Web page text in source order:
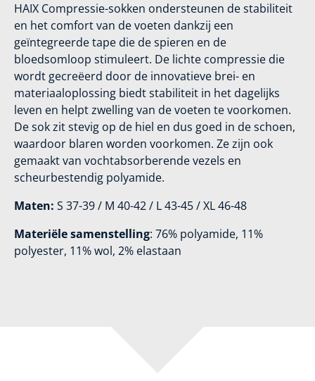
HAIX Compressie-sokken ondersteunen de stabiliteit
en het comfort van de voeten dankzij een
geïntegreerde tape die de spieren en de
bloedsomloop stimuleert. De lichte compressie die
wordt gecreëerd door de innovatieve brei- en
materiaaloplossing biedt stabiliteit in het dagelijks
leven en helpt zwelling van de voeten te voorkomen.
De sok zit stevig op de hiel en dus goed in de schoen,
waardoor blaren worden voorkomen. Ze zijn ook
gemaakt van vochtabsorberende vezels en
scheurbestendig polyamide.
Maten: S 37-39 / M 40-42 / L 43-45 / XL 46-48
Materiële samenstelling: 76% polyamide, 11%
polyester, 11% wol, 2% elastaan